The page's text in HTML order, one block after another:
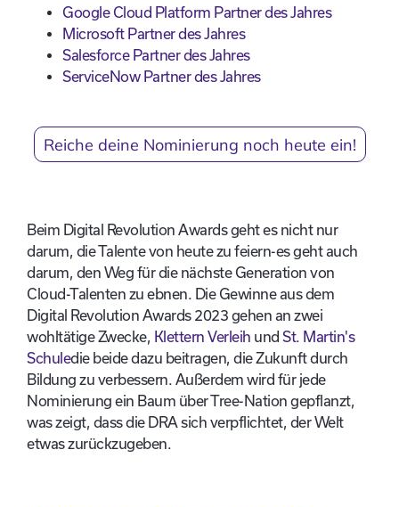
Google Cloud Platform Partner des Jahres
Microsoft Partner des Jahres
Salesforce Partner des Jahres
ServiceNow Partner des Jahres
Reiche deine Nominierung noch heute ein!
Beim Digital Revolution Awards geht es nicht nur
darum, die Talente von heute zu feiern-es geht auch
darum, den Weg für die nächste Generation von
Cloud-Talenten zu ebnen. Die Gewinne aus dem
Digital Revolution Awards 2023 gehen an zwei
wohltätige Zwecke, Klettern Verleih und St. Martin's
Schuledie beide dazu beitragen, die Zukunft durch
Bildung zu verbessern. Außerdem wird für jede
Nominierung ein Baum über Tree-Nation gepflanzt,
was zeigt, dass die DRA sich verpflichtet, der Welt
etwas zurückzugeben.